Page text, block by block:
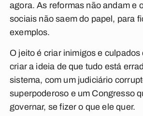
agora. As reformas não andam e
sociais não saem do papel, para
exemplos.
O jeito é criar inimigos e culpados
criar a ideia de que tudo está
sistema, com um judiciário
superpoderoso e um Congresso
governar, se fizer o que ele quer.